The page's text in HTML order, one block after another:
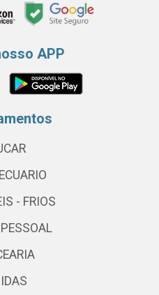
APP
- FRIOS